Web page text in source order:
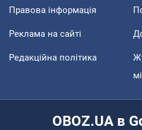
Правова інформація
Реклама на сайті
Редакційна політика
OBOZ.UA в